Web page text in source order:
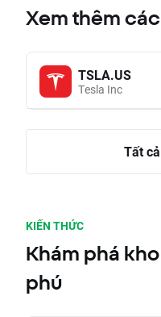
Xem thêm
TSLA.US
Tesla Inc
Tất
KIẾN THỨC
Khám phá
phú